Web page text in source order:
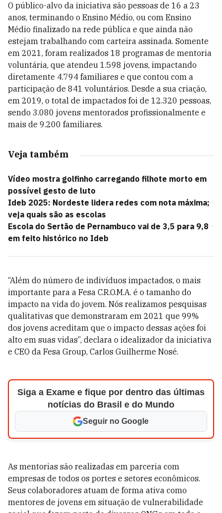
O público-alvo da iniciativa são pessoas de 16 a 23
anos, terminando o Ensino Médio, ou com Ensino
Médio finalizado na rede pública e que ainda não
estejam trabalhando com carteira assinada. Somente
em 2021, foram realizados 18 programas de mentoria
voluntária, que atendeu 1.598 jovens, impactando
diretamente 4.794 familiares e que contou com a
participação de 841 voluntários. Desde a sua criação,
em 2019, o total de impactados foi de 12.320 pessoas,
sendo 3.080 jovens mentorados profissionalmente e
mais de 9.200 familiares.
Veja também
Vídeo mostra golfinho carregando filhote morto em
possível gesto de luto
Ideb 2025: Nordeste lidera redes com nota máxima;
veja quais são as escolas
Escola do Sertão de Pernambuco vai de 3,5 para 9,8
em feito histórico no Ideb
“Além do número de indivíduos impactados, o mais
importante para a Fesa C.R.O.M.A. é o tamanho do
impacto na vida do jovem. Nós realizamos pesquisas
qualitativas que demonstraram em 2021 que 99%
dos jovens acreditam que o impacto dessas ações foi
alto em suas vidas”, declara o idealizador da iniciativa
e CEO da Fesa Group, Carlos Guilherme Nosé.
Siga a Exame e fique por dentro das últimas
notícias do Brasil e do Mundo
Seguir no Google
As mentorias são realizadas em parceria com
empresas de todos os portes e setores econômicos.
Seus colaboradores atuam de forma ativa como
mentores de jovens em situação de vulnerabilidade